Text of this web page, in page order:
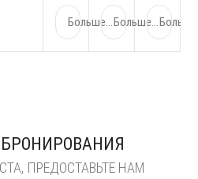
Больше...Больше...
ПРЕДОСТАВЬТЕ НАМ